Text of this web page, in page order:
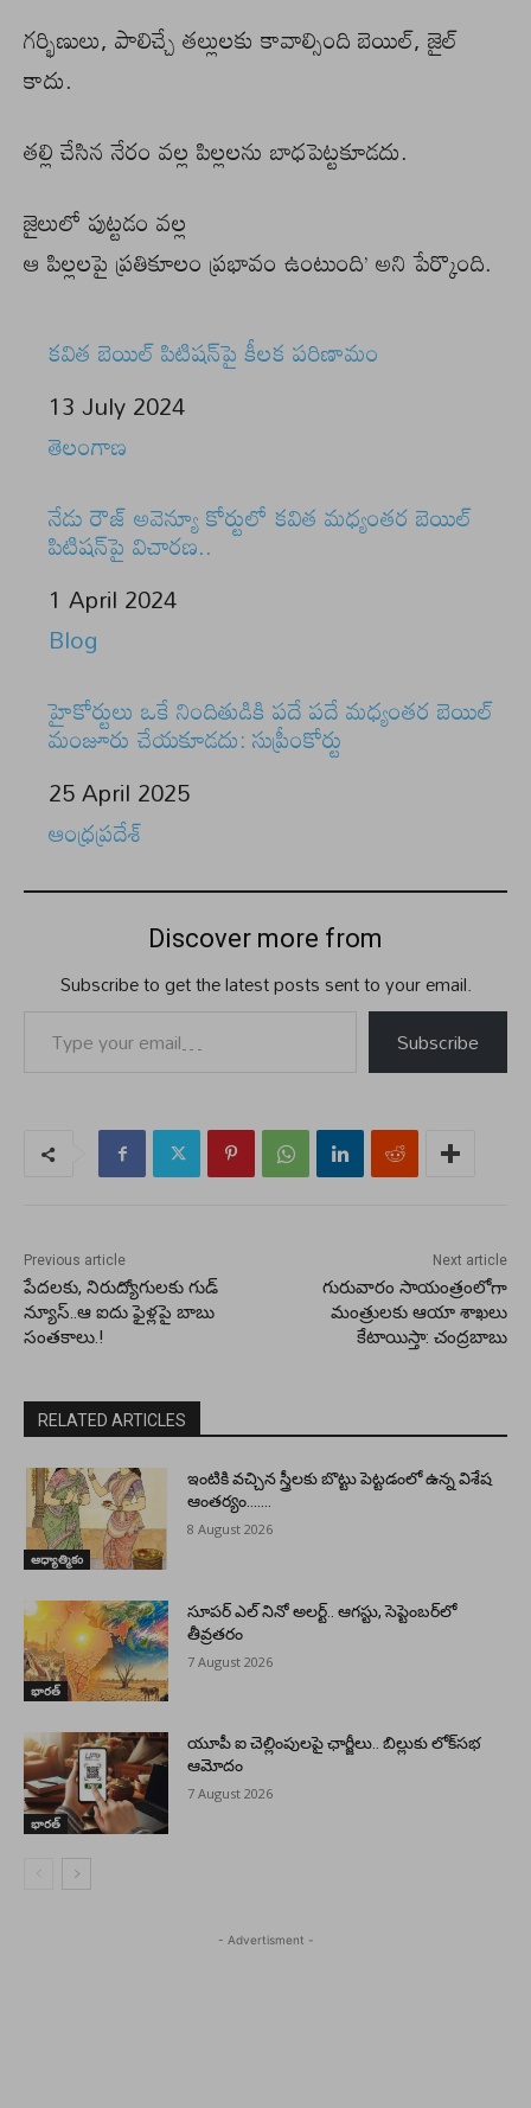
గర్భిణులు, పాలిచ్చే తల్లులకు కావాల్సింది బెయిల్, జైల్
కాదు.
తల్లి చేసిన నేరం వల్ల పిల్లలను బాధపెట్టకూడదు.
జైలులో పుట్టడం వల్ల
ఆ పిల్లలపై ప్రతికూలం ప్రభావం ఉంటుంది’ అని పేర్కొంది.
కవిత బెయిల్ పిటిషన్‌పై కీలక పరిణామం
Date
13 July 2024
In relation to
తెలంగాణ
నేడు రౌజ్ అవెన్యూ కోర్టులో కవిత మధ్యంతర బెయిల్
పిటిషన్‌పై విచారణ..
Date
1 April 2024
In relation to
Blog
హైకోర్టులు ఒకే నిందితుడికి పదే పదే మధ్యంతర బెయిల్
మంజూరు చేయకూడదు: సుప్రీంకోర్టు
Date
25 April 2025
In relation to
ఆంధ్రప్రదేశ్
Discover more from
Subscribe to get the latest posts sent to your email.
Subscribe
Previous article
పేదలకు, నిరుద్యోగులకు గుడ్
న్యూస్..ఆ ఐదు ఫైళ్లపై బాబు
సంతకాలు.!
Next article
గురువారం సాయంత్రంలోగా
మంత్రులకు ఆయా శాఖలు
కేటాయిస్తా: చంద్రబాబు
RELATED ARTICLES
ఆధ్యాత్మికం
ఇంటికి వచ్చిన స్త్రీలకు బొట్టు పెట్టడంలో ఉన్న విశేష
ఆంతర్యం…….
8 August 2026
భారత్
సూపర్ ఎల్ నినో అలర్ట్.. ఆగస్టు, సెప్టెంబర్‌లో
తీవ్రతరం
7 August 2026
భారత్
యూపీ ఐ చెల్లింపులపై ఛార్జీలు.. బిల్లుకు లోక్‌సభ
ఆమోదం
7 August 2026
- Advertisment -